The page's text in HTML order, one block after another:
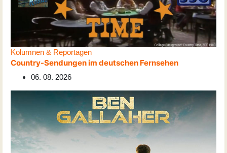
Kolumnen & Reportagen
Country-Sendungen im deutschen Fernsehen
06. 08. 2026